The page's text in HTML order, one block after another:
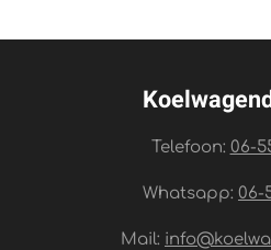
Telefoon: 06-
Whatsapp: 06-
Mail: